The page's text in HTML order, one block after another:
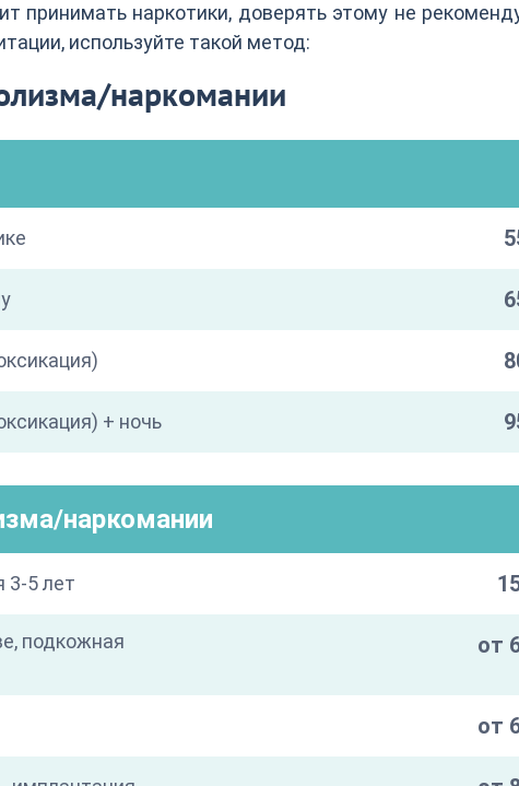
принимать наркотики, доверять этому не
используйте такой метод:
наркомании
+ ночь
наркомании
3-5 лет
подкожная
от
от